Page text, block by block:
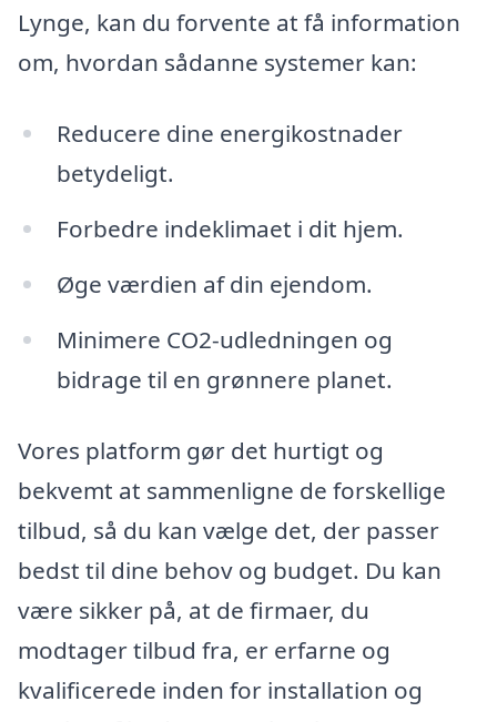
Lynge, kan du forvente at få information
om, hvordan sådanne systemer kan:
Reducere dine energikostnader
betydeligt.
Forbedre indeklimaet i dit hjem.
Øge værdien af din ejendom.
Minimere CO2-udledningen og
bidrage til en grønnere planet.
Vores platform gør det hurtigt og
bekvemt at sammenligne de forskellige
tilbud, så du kan vælge det, der passer
bedst til dine behov og budget. Du kan
være sikker på, at de firmaer, du
modtager tilbud fra, er erfarne og
kvalificerede inden for installation og